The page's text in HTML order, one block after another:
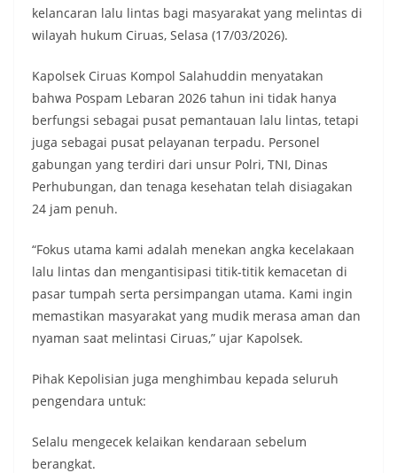
kelancaran lalu lintas bagi masyarakat yang melintas di
wilayah hukum Ciruas, Selasa (17/03/2026).
Kapolsek Ciruas Kompol Salahuddin menyatakan
bahwa Pospam Lebaran 2026 tahun ini tidak hanya
berfungsi sebagai pusat pemantauan lalu lintas, tetapi
juga sebagai pusat pelayanan terpadu. Personel
gabungan yang terdiri dari unsur Polri, TNI, Dinas
Perhubungan, dan tenaga kesehatan telah disiagakan
24 jam penuh.
“Fokus utama kami adalah menekan angka kecelakaan
lalu lintas dan mengantisipasi titik-titik kemacetan di
pasar tumpah serta persimpangan utama. Kami ingin
memastikan masyarakat yang mudik merasa aman dan
nyaman saat melintasi Ciruas,” ujar Kapolsek.
Pihak Kepolisian juga menghimbau kepada seluruh
pengendara untuk:
Selalu mengecek kelaikan kendaraan sebelum
berangkat.